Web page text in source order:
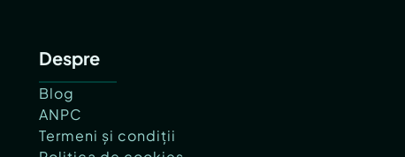
Despre
Blog
ANPC
Termeni și condiții